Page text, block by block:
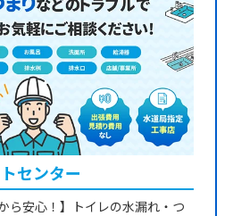
センター
ら安心！】トイレの水漏れ・つ